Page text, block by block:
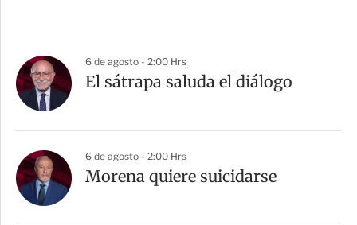
6 de agosto - 2:00 Hrs
El sátrapa saluda el diálogo
6 de agosto - 2:00 Hrs
Morena quiere suicidarse